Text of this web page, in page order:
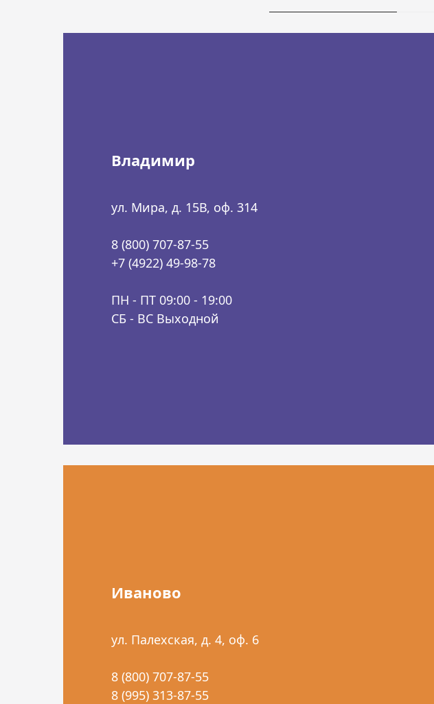
Владимир
ул. Мира, д. 15В, оф. 314
8 (800) 707-87-55
+7 (4922) 49-98-78
ПН - ПТ 09:00 - 19:00
СБ - ВС Выходной
Иваново
ул. Палехская, д. 4, оф. 6
8 (800) 707-87-55
8 (995) 313-87-55